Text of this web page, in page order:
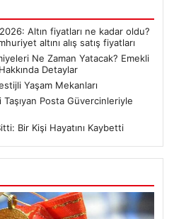
Altın fiyatları ne kadar oldu?
altını alış satış fiyatları
Ne Zaman Yatacak? Emekli
Detaylar
Yaşam Mekanları
Taşıyan Posta Güvercinleriyle
Bir Kişi Hayatını Kaybetti